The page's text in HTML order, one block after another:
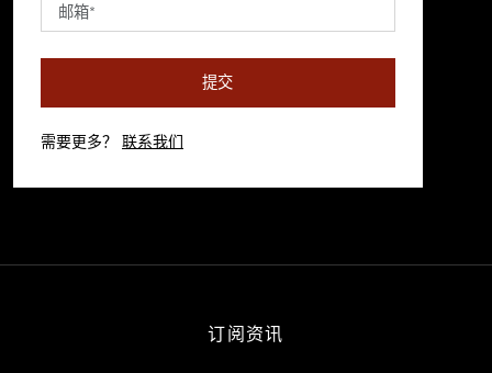
提交
需要更多？ 联系我们
订阅资讯